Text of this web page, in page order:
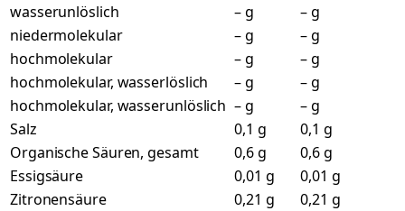
wasserunlöslich
– g
– g
niedermolekular
– g
– g
hochmolekular
– g
– g
hochmolekular, wasserlöslich
– g
– g
hochmolekular, wasserunlöslich – g
– g
Salz
0,1 g
0,1 g
Organische Säuren, gesamt
0,6 g
0,6 g
Essigsäure
0,01 g
0,01 g
Zitronensäure
0,21 g
0,21 g